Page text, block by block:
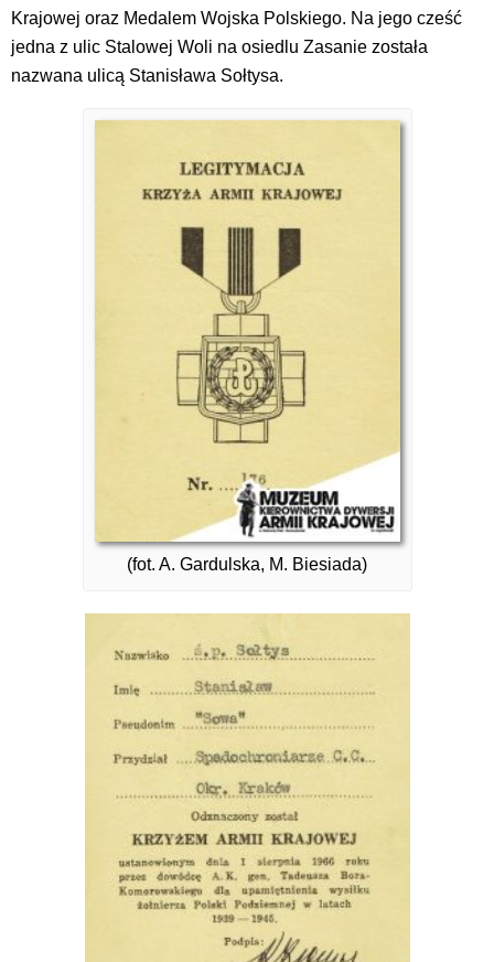
Krajowej oraz Medalem Wojska Polskiego. Na jego cześć
jedna z ulic Stalowej Woli na osiedlu Zasanie została
nazwana ulicą Stanisława Sołtysa.
(fot. A. Gardulska, M. Biesiada)